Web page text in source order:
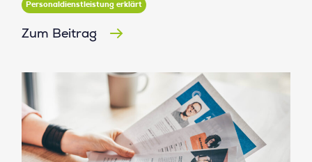
Personaldienstleistung erklärt
Zum Beitrag